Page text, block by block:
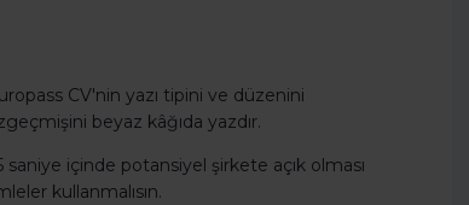
CV'nin yazı tipini ve düzenini
beyaz kâğıda yazdır.
içinde potansiyel şirkete açık olması
kullanmalısın.